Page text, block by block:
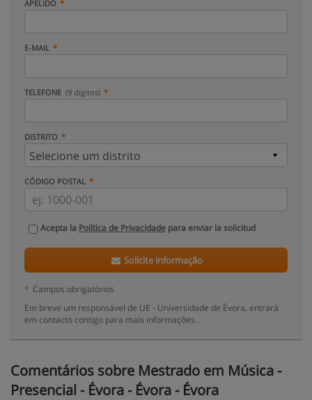
APELIDO
E-MAIL
TELEFONE (9 dígitos)
DISTRITO
CÓDIGO POSTAL
Acepta la Política de Privacidade para enviar la solicitud
Solicite informação
* Campos obrigatórios
Em breve um responsável de UE - Universidade de Évora, entrará
em contacto contigo para mais informações.
Comentários sobre Mestrado em Música -
Presencial - Évora - Évora - Évora